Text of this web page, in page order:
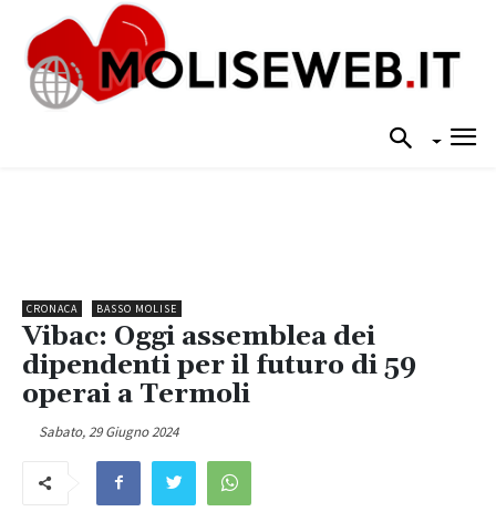
CRONACA BASSO MOLISE
Vibac: Oggi assemblea dei
dipendenti per il futuro di 59
operai a Termoli
Sabato, 29 Giugno 2024